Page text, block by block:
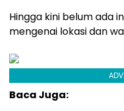
Hingga kini belum ada
mengenai lokasi dan
Baca Juga: